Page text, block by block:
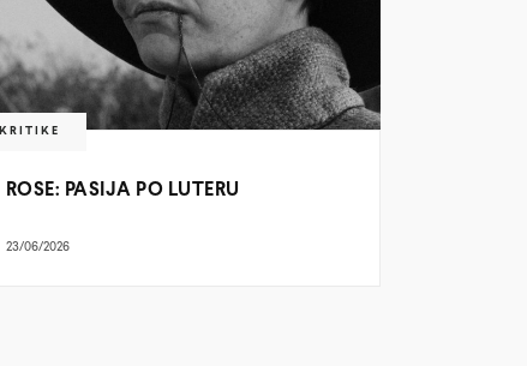
KRITIKE
ROSE: PASIJA PO LUTERU
23/06/2026